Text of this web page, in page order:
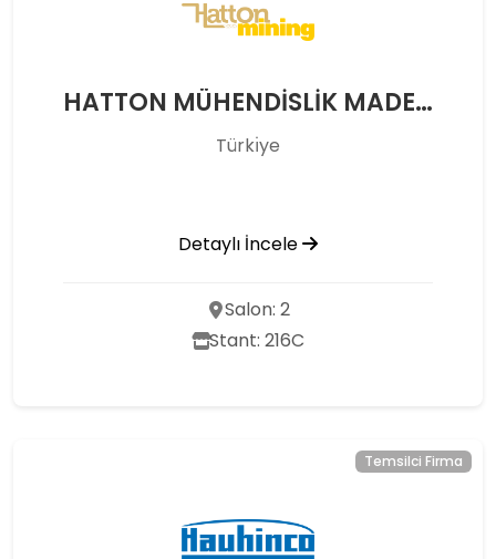
HATTON MÜHENDİSLİK MADENCİLİK LTD.ŞTİ
Türkı̇ye
Detaylı İncele
Salon: 2
Stant: 216C
Temsilci Firma